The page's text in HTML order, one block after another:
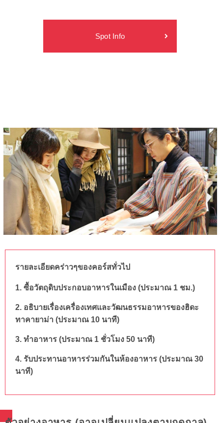
Spot Info
รายละเอียดคร่าวๆของคอร์สทั่วไป
1. ซื้อวัตถุดิบประกอบอาหารในเมือง (ประมาณ 1 ชม.)
2. อธิบายเรื่องเครื่องเทศและวัฒนธรรมอาหารของฮิดะ
ทาคายาม่า (ประมาณ 10 นาที)
3. ทำอาหาร (ประมาณ 1 ชั่วโมง 50 นาที)
4. รับประทานอาหารร่วมกันในห้องอาหาร (ประมาณ 30
นาที)